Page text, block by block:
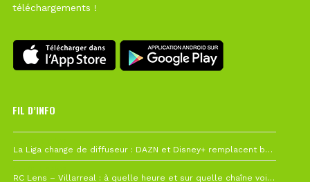
téléchargements !
FIL D’INFO
La Liga change de diffuseur : DAZN et Disney+ remplacent beIN Sports !
RC Lens – Villarreal : à quelle heure et sur quelle chaîne voir la finale de la Como Cup ?